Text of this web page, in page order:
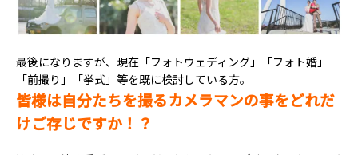
最後になりますが、現在「フォトウェディング」「フォト婚」
「前撮り」「挙式」等を既に検討している方。
皆様は自分たちを撮るカメラマンの事をどれだ
けご存じですか！？